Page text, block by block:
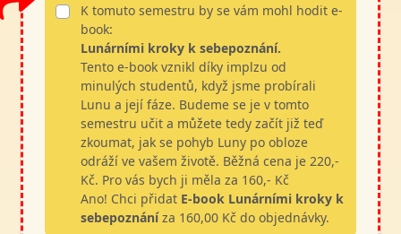
K tomuto semestru by se vám mohl hodit e-
book:
Lunárními kroky k sebepoznání.
Tento e-book vznikl díky implzu od
minulých studentů, když jsme probírali
Lunu a její fáze. Budeme se je v tomto
semestru učit a můžete tedy začít již teď
zkoumat, jak se pohyb Luny po obloze
odráží ve vašem životě. Běžná cena je 220,-
Kč. Pro vás bych ji měla za 160,- Kč
Ano! Chci přidat E-book Lunárními kroky k
sebepoznáníza 160,00 Kč do objednávky.